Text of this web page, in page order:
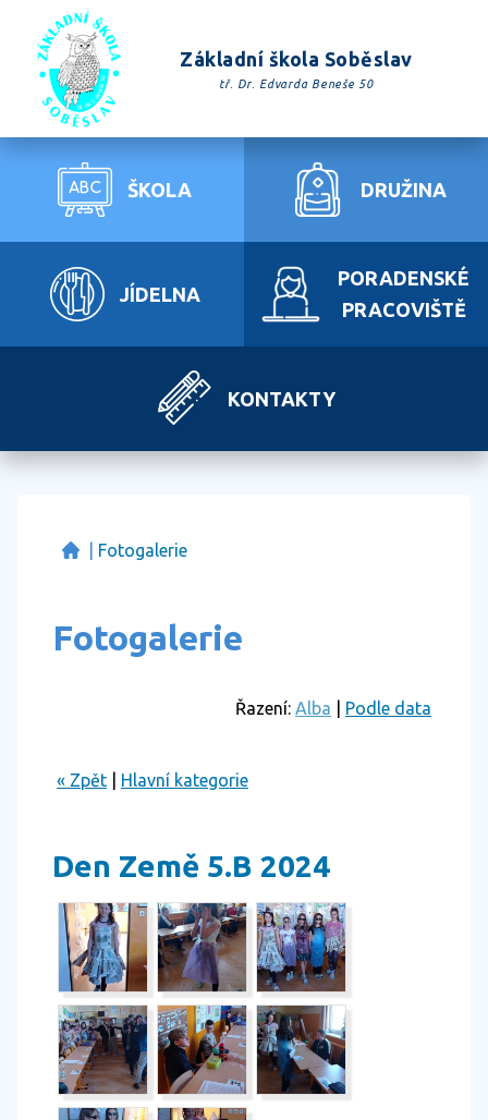
Základní škola Soběslav
tř. Dr. Edvarda Beneše 50
ŠKOLA DRUŽINA
JÍDELNA
PORADENSKÉ
PRACOVIŠTĚ
KONTAKTY
Fotogalerie
Fotogalerie
Řazení: Alba Podle data
« Zpět Hlavní kategorie
Den Země 5.B 2024